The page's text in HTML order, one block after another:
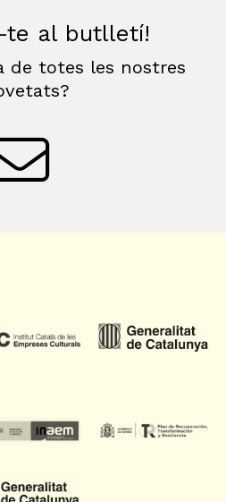
te al butlletí!
de totes les nostres